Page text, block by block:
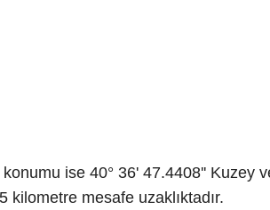
konumu ise 40° 36' 47.4408'' Kuzey
kilometre mesafe uzaklıktadır.